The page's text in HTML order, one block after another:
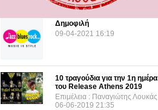
Δημοφιλή
09-04-2021 16:19
10 τραγούδια για την 1η ημέρα
του Release Athens 2019
Επιμέλεια : Παναγιώτης Λουκάς
06-06-2019 21:35